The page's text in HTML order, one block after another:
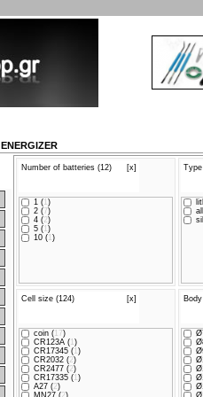
ENERGIZER
Number of batteries (12) [x]
1 (1)
2 (7)
4 (2)
5 (1)
10 (1)
Cell size (124) [x]
coin (17)
CR123A (1)
CR17345 (1)
CR2032 (2)
CR2477 (2)
CR17335 (1)
A27 (2)
MN27 (2)